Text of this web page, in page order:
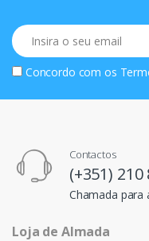
Email
Concordo com os
Contactos
(+351) 210
Chamada para
Loja de Almada